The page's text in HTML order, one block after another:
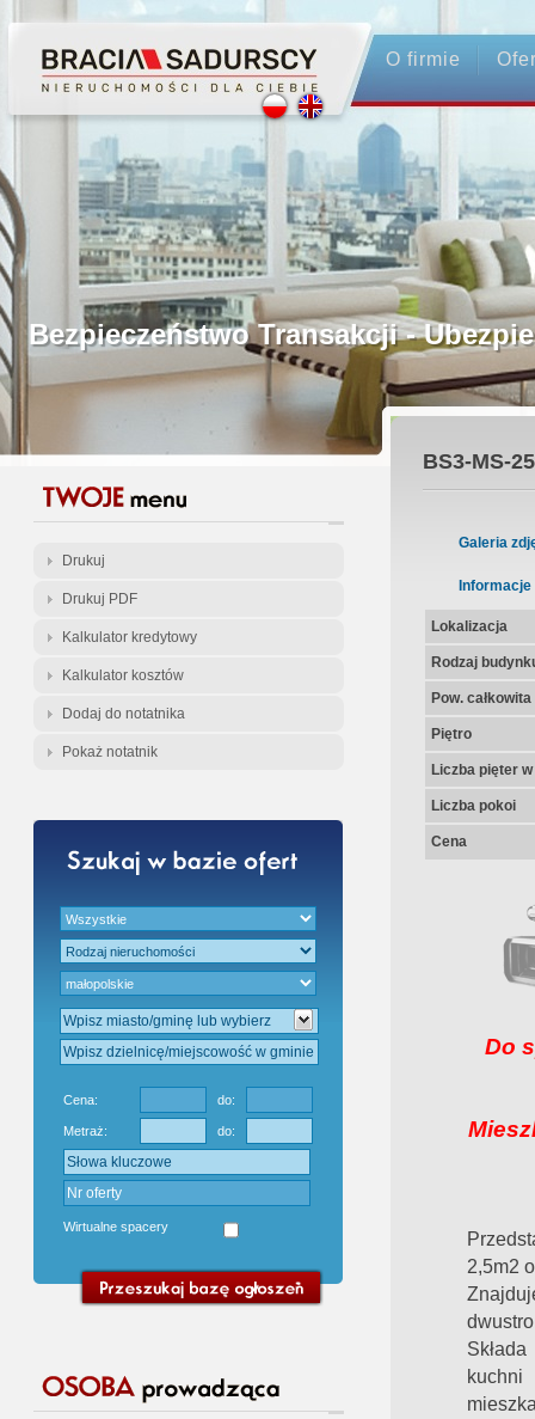
O firmie
Profesjonalne Pośrednictwo
Bezpieczeństwo Transakcji -
Licencjonowani Pośrednicy
Gwarancja Zwrotu Zadatku
Gratis - Przedwstępna Umowa
Drukuj
Drukuj PDF
Kalkulator kredytowy
Kalkulator kosztów
Dodaj do notatnika
Pokaż notatnik
Cena: do:
Metraż: do:
Wirtualne spacery
BS3-MS-
Galeria
Informacje
Lokalizacja
Rodzaj
Pow.
Piętro
Liczba pięter
Liczba pokoi
Cena
Do
2,5m2
kuchni